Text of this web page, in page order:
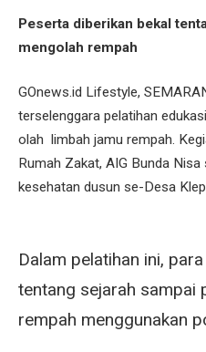
Peserta diberikan bekal
mengolah rempah
GOnews.id Lifestyle,
terselenggara pelatihan
olah limbah jamu rempah.
Rumah Zakat, AIG Bunda
kesehatan dusun se-Desa
Dalam pelatihan ini,
tentang sejarah sampai
rempah menggunakan